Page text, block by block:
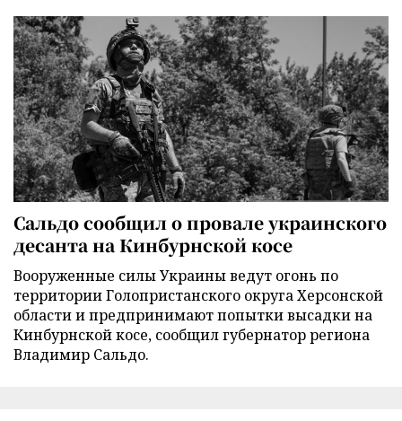
Сальдо сообщил о провале украинского
десанта на Кинбурнской косе
Вооруженные силы Украины ведут огонь по
территории Голопристанского округа Херсонской
области и предпринимают попытки высадки на
Кинбурнской косе, сообщил губернатор региона
Владимир Сальдо.